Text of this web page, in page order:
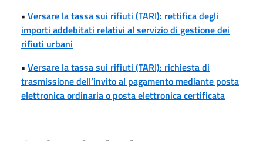
• Versare la tassa sui rifiuti (TARI): rettifica degli
importi addebitati relativi al servizio di gestione dei
rifiuti urbani
• Versare la tassa sui rifiuti (TARI): richiesta di
trasmissione dell’invito al pagamento mediante posta
elettronica ordinaria o posta elettronica certificata